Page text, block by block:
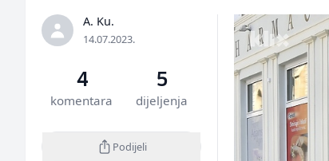
A. Ku.
14.07.2023.
4
komentara
5
dijeljenja
Podijeli